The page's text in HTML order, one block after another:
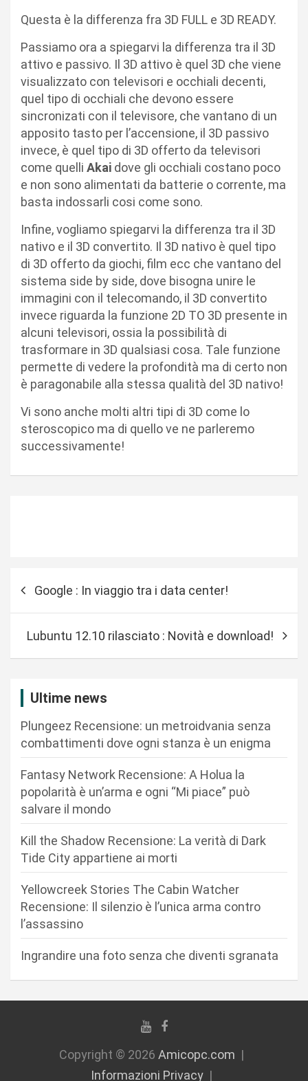
Questa è la differenza fra 3D FULL e 3D READY.
Passiamo ora a spiegarvi la differenza tra il 3D
attivo e passivo. Il 3D attivo è quel 3D che viene
visualizzato con televisori e occhiali decenti,
quel tipo di occhiali che devono essere
sincronizati con il televisore, che vantano di un
apposito tasto per l’accensione, il 3D passivo
invece, è quel tipo di 3D offerto da televisori
come quelli Akai dove gli occhiali costano poco
e non sono alimentati da batterie o corrente, ma
basta indossarli cosi come sono.
Infine, vogliamo spiegarvi la differenza tra il 3D
nativo e il 3D convertito. Il 3D nativo è quel tipo
di 3D offerto da giochi, film ecc che vantano del
sistema side by side, dove bisogna unire le
immagini con il telecomando, il 3D convertito
invece riguarda la funzione 2D TO 3D presente in
alcuni televisori, ossia la possibilità di
trasformare in 3D qualsiasi cosa. Tale funzione
permette di vedere la profondità ma di certo non
è paragonabile alla stessa qualità del 3D nativo!
Vi sono anche molti altri tipi di 3D come lo
steroscopico ma di quello ve ne parleremo
successivamente!
i
Google : In viaggio tra i data center!
Lubuntu 12.10 rilasciato : Novità e download!
Ultime news
Plungeez Recensione: un metroidvania senza
combattimenti dove ogni stanza è un enigma
Fantasy Network Recensione: A Holua la
popolarità è un’arma e ogni “Mi piace” può
salvare il mondo
Kill the Shadow Recensione: La verità di Dark
Tide City appartiene ai morti
Yellowcreek Stories The Cabin Watcher
Recensione: Il silenzio è l’unica arma contro
l’assassino
Ingrandire una foto senza che diventi sgranata
Copyright © 2026 Amicopc.com
Informazioni Privacy